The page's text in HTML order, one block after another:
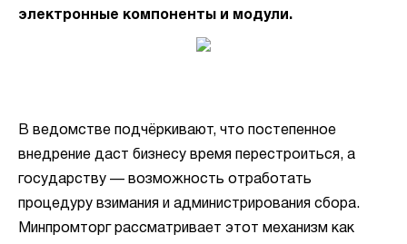
электронные компоненты и модули.
В ведомстве подчёркивают, что постепенное
внедрение даст бизнесу время перестроиться, а
государству — возможность отработать
процедуру взимания и администрирования сбора.
Минпромторг рассматривает этот механизм как